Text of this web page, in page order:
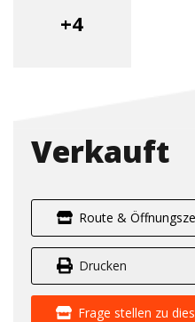
+4
Verkauft
Route &
Drucken
Frage stellen zu